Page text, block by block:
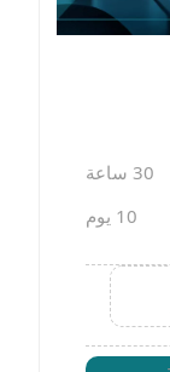
30 ساعة
10 يوم